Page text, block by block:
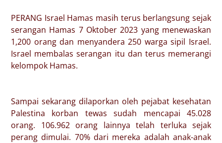
PERANG Israel Hamas masih terus berlangsung sejak
serangan Hamas 7 Oktober 2023 yang menewaskan
1,200 orang dan menyandera 250 warga sipil Israel.
Israel membalas serangan itu dan terus memerangi
kelompok Hamas.
Sampai sekarang dilaporkan oleh pejabat kesehatan
Palestina korban tewas sudah mencapai 45.028
orang. 106.962 orang lainnya telah terluka sejak
perang dimulai. 70% dari mereka adalah anak-anak